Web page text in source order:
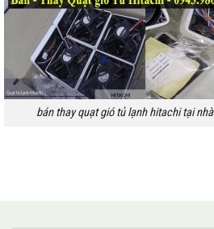
bán thay quạt gió tủ lạnh hitachi tại nhà